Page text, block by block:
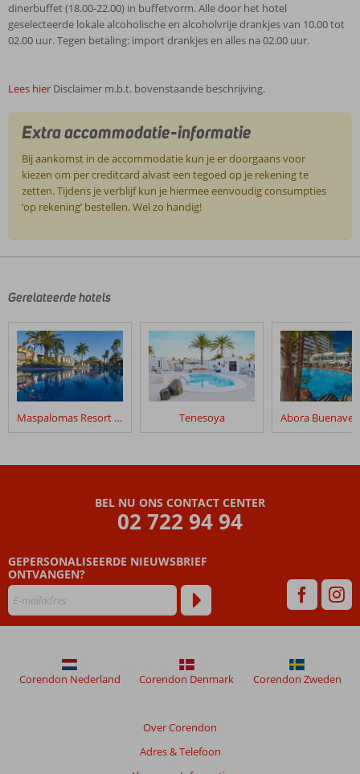
dinerbuffet (18.00-22.00) in buffetvorm. Alle door het hotel
geselecteerde lokale alcoholische en alcoholvrije drankjes van 10.00 tot
02.00 uur. Tegen betaling: import drankjes en alles na 02.00 uur.
Lees hier Disclaimer m.b.t. bovenstaande beschrijving.
Extra accommodatie-informatie
Bij aankomst in de accommodatie kun je er doorgaans voor
kiezen om per creditcard alvast een tegoed op je rekening te
zetten. Tijdens je verblijf kun je hiermee eenvoudig consumpties
‘op rekening’ bestellen. Wel zo handig!
door
klanten
geschreven
na
hun
verblijf
Neptuno
Beoordelingen
maanden
worden
weergegeven
relevantie
Gerelateerde hotels
Maspalomas Resort by Dunas Tenesoya
BEL NU ONS CONTACT CENTER
02 722 94 94
GEPERSONALISEERDE NIEUWSBRIEF
ONTVANGEN?
Over Corendon
Adres & Telefoon
Corendon Nederland Corendon Denmark Corendon Zweden